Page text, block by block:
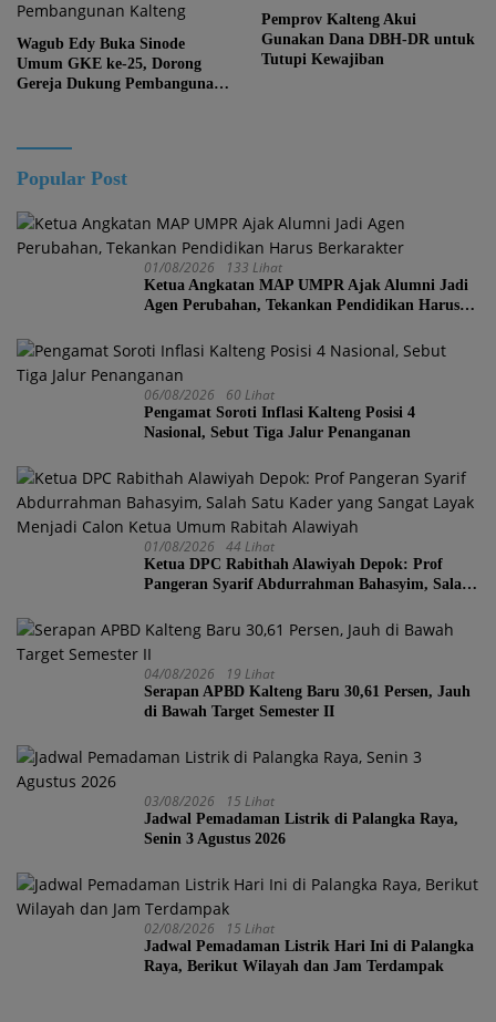
Wagub Edy Buka Sinode
Umum GKE ke-25, Dorong
Gereja Dukung Pembangunan
Pemprov Kalteng Akui
Gunakan Dana DBH-DR untuk
Tutupi Kewajiban
Popular Post
01/08/2026 133 Lihat
Ketua Angkatan MAP UMPR Ajak Alumni Jadi
Agen Perubahan, Tekankan Pendidikan Harus
06/08/2026 60 Lihat
Pengamat Soroti Inflasi Kalteng Posisi 4
Nasional, Sebut Tiga Jalur Penanganan
01/08/2026 44 Lihat
Ketua DPC Rabithah Alawiyah Depok: Prof
Pangeran Syarif Abdurrahman Bahasyim, Salah
Ketua Umum Rabitah Alawiyah
04/08/2026 19 Lihat
Serapan APBD Kalteng Baru 30,61 Persen, Jauh
di Bawah Target Semester II
03/08/2026 15 Lihat
Jadwal Pemadaman Listrik di Palangka Raya,
Senin 3 Agustus 2026
02/08/2026 15 Lihat
Jadwal Pemadaman Listrik Hari Ini di Palangka
Raya, Berikut Wilayah dan Jam Terdampak